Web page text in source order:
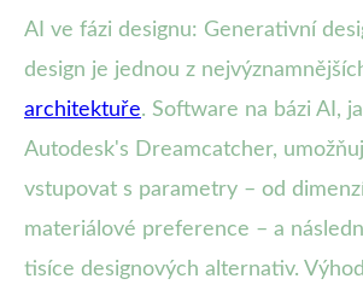
AI ve fázi designu: Generativní
design je jednou z
architektuře. Software na bázi AI,
Autodesk's Dreamcatcher,
vstupovat s parametry – od
materiálové preference – a
tisíce designových alternativ.